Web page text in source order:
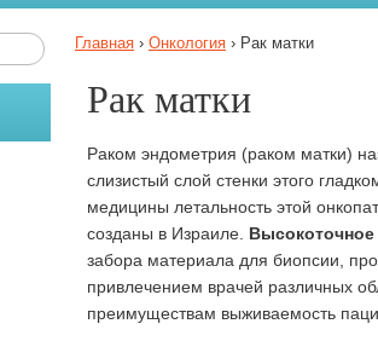
Главная › Онкология › Рак матки
Рак матки
Раком эндометрия (раком матки)
слизистый слой стенки этого
медицины летальность этой
созданы в Израиле. Высокоточное
забора материала для биопсии,
привлечением врачей различных
преимуществам выживаемость